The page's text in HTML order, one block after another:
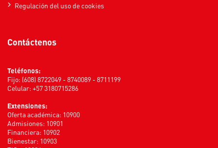
Regulación del uso de cookies
Contáctenos
Teléfonos:
Fijo: (608) 8722049 - 8740089 - 8711199
Celular: +57 3180715286
Extensiones:
Oferta académica: 10900
Admisiones: 10901
Financiera: 10902
Bienestar: 10903